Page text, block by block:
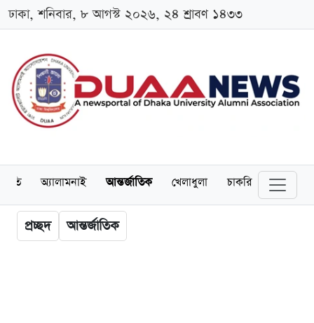
ঢাকা, শনিবার, ৮ আগস্ট ২০২৬, ২৪ শ্রাবণ ১৪৩৩
অ্যালামনাই আন্তর্জাতিক খেলাধুলা চাকরি স্কলারশিপ
প্রচ্ছদ আন্তর্জাতিক